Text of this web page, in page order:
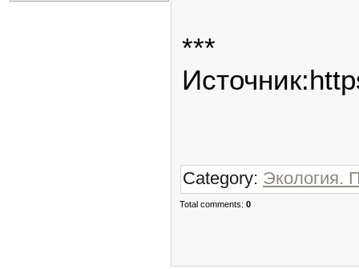
***
Category: Экология.
Total comments: 0